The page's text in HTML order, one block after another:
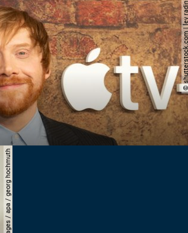
©
© apa-images / apa / georg hochmuth